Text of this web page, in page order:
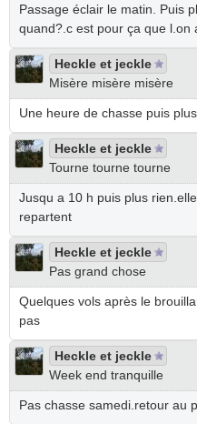
Passage éclair le matin. Puis
quand?.c est pour ça que l.on
Heckle et jeckle
Misère misère misère
Une heure de chasse puis
Heckle et jeckle
Tourne tourne tourne
Jusqu a 10 h puis plus
repartent
Heckle et jeckle
Pas grand chose
Quelques vols après le
pas
Heckle et jeckle
Week end tranquille
Pas chasse samedi.retour au